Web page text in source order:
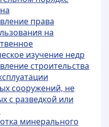
права
на
изучение недр
строительства
сооружений, не
с разведкой или
минерального